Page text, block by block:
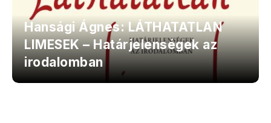
Hansági Ágnes: LÁTHATATLAN
LIMESEK – Határjelenségek az
irodalomban